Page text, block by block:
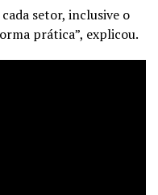
setor, inclusive o
prática”, explicou.